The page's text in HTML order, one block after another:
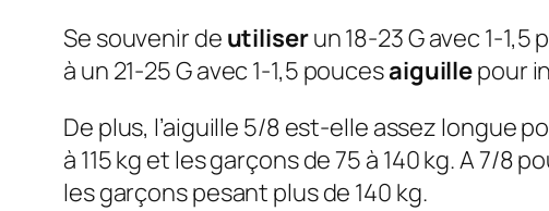
Se souvenir de utiliserun 18-23 G avec 1-1,5
à un 21-25 G avec 1-1,5 poucesaiguillepour
De plus, l’aiguille 5/8 est-elle assez longue
à 115 kg et les garçons de 75 à 140 kg. A 7/8
les garçons pesant plus de 140 kg.